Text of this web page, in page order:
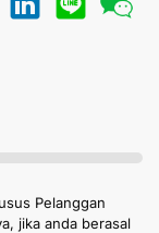
Pelanggan
jika anda berasal